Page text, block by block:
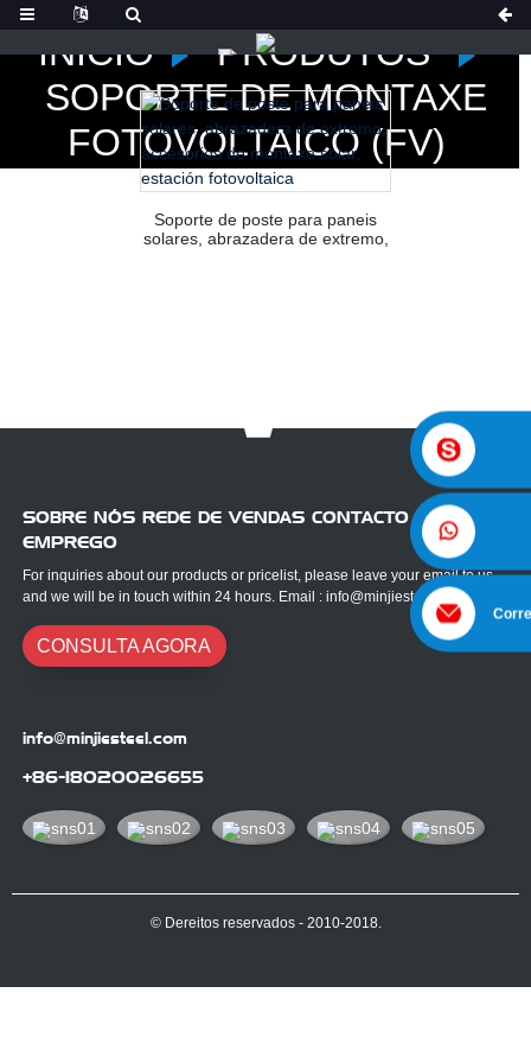
INICIO
PRODUTOS
SOPORTE DE MONTAXE
FOTOVOLTAICO (FV)
Soporte de poste para paneis
solares, abrazadera de extremo,
SOBRE NÓS REDE DE VENDAS CONTACTO
EMPREGO
For inquiries about our products or pricelist, please leave your email to us
and we will be in touch within 24 hours. Email : info@minjiesteel.com
CONSULTA AGORA
info@minjiesteel.com
+86-18020026655
© Dereitos reservados - 2010-2018.